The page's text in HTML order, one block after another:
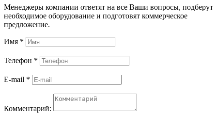
Менеджеры компании ответят на все Ваши вопросы, подберут
необходимое оборудование и подготовят коммерческое
предложение.
Имя *
Телефон *
E-mail *
Комментарий: